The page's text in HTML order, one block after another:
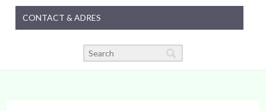
CONTACT & ADRES